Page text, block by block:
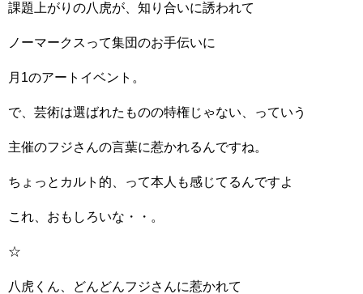
課題上がりの八虎が、知り合いに誘われて
ノーマークスって集団のお手伝いに
月1のアートイベント。
で、芸術は選ばれたものの特権じゃない、っていう
主催のフジさんの言葉に惹かれるんですね。
ちょっとカルト的、って本人も感じてるんですよ
これ、おもしろいな・・。
☆
八虎くん、どんどんフジさんに惹かれて